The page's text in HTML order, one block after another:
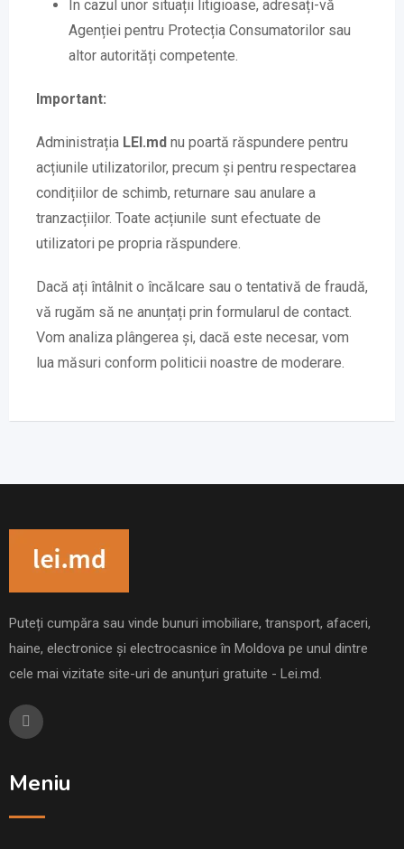
În cazul unor situații litigioase, adresați-vă
Agenției pentru Protecția Consumatorilor sau
altor autorități competente.
Important:
Administrația LEI.md nu poartă răspundere pentru
acțiunile utilizatorilor, precum și pentru respectarea
condițiilor de schimb, returnare sau anulare a
tranzacțiilor. Toate acțiunile sunt efectuate de
utilizatori pe propria răspundere.
Dacă ați întâlnit o încălcare sau o tentativă de fraudă,
vă rugăm să ne anunțați prin formularul de contact.
Vom analiza plângerea și, dacă este necesar, vom
lua măsuri conform politicii noastre de moderare.
Puteți cumpăra sau vinde bunuri imobiliare, transport, afaceri,
haine, electronice și electrocasnice în Moldova pe unul dintre
cele mai vizitate site-uri de anunțuri gratuite - Lei.md.
Meniu